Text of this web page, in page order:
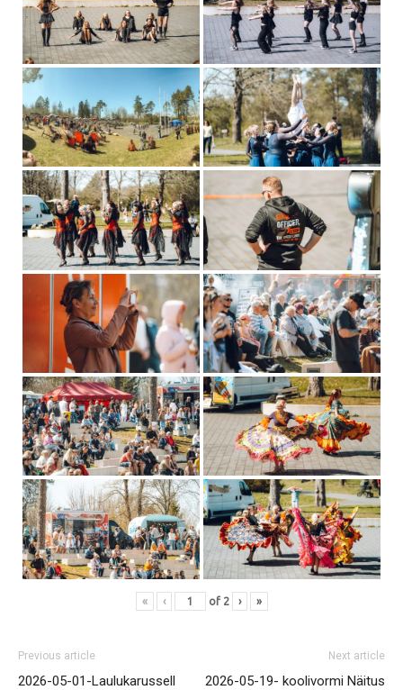
« ‹ of 2 › »
Previous article
2026-05-01-Laulukarussell
Next article
2026-05-19- koolivormi Näitus